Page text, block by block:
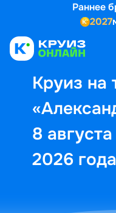
Раннее
2027
Круиз на
8
2026 года